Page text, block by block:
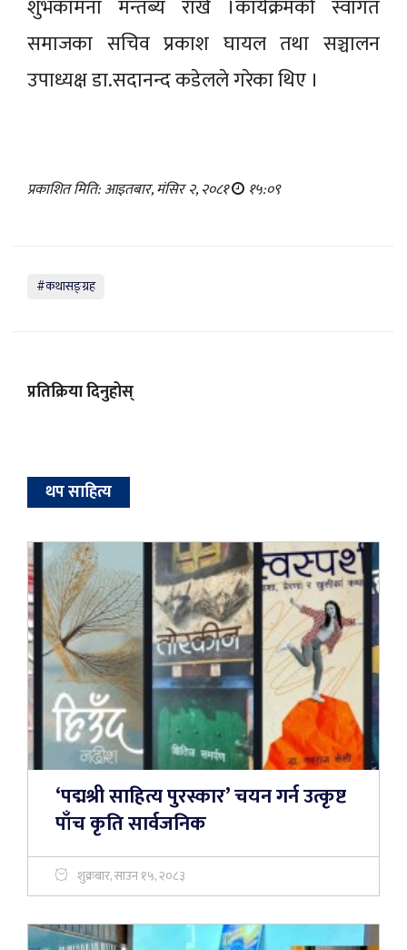
शुभकामना मन्तब्य राखे ।कार्यक्रमको स्वागत
समाजका सचिव प्रकाश घायल तथा सञ्चालन
उपाध्यक्ष डा.सदानन्द कडेलले गरेका थिए ।
प्रकाशित मिति: आइतबार, मंसिर २, २०८१ १५:०९
#कथासङ्ग्रह
प्रतिक्रिया दिनुहोस्
थप साहित्य
‘पद्मश्री साहित्य पुरस्कार’ चयन गर्न उत्कृष्ट
पाँच कृति सार्वजनिक
शुक्रबार, साउन १५, २०८३